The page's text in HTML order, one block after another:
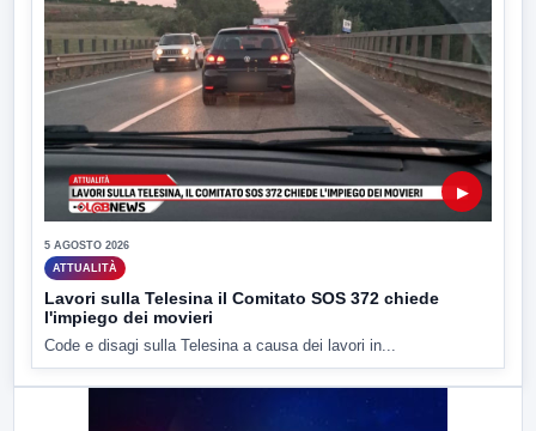
▶
5 AGOSTO 2026
ATTUALITÀ
Lavori sulla Telesina il Comitato SOS 372 chiede
l'impiego dei movieri
Code e disagi sulla Telesina a causa dei lavori in...